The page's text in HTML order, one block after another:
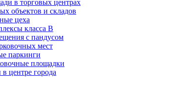
в торговых центрах
объектов и складов
цеха
класса B
с пандусом
мест
паркинги
площадки
центре города